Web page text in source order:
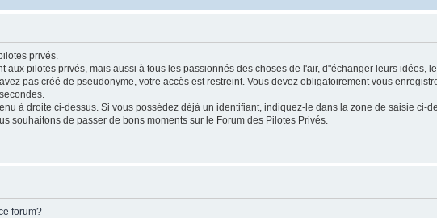
privés.
aux pilotes privés, mais aussi à tous les passionnés des choses de l'air, d"échanger leurs idées,
pas créé de pseudonyme, votre accès est restreint. Vous devez obligatoirement vous
à droite ci-dessus. Si vous possédez déjà un identifiant, indiquez-le dans la zone de saisie ci-
souhaitons de passer de bons moments sur le Forum des Pilotes Privés.
forum?